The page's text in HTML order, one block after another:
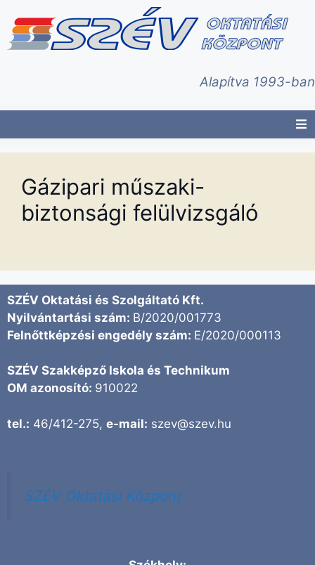
Alapítva 1993-ban
Gázipari műszaki-
biztonsági felülvizsgáló
SZÉV Oktatási és Szolgáltató Kft.
Nyilvántartási szám: B/2020/001773
Felnőttképzési engedély szám: E/2020/000113
SZÉV Szakképző Iskola és Technikum
OM azonosító: 910022
tel.: 46/412-275, e-mail: szev@szev.hu
SZÉV Oktatási Központ